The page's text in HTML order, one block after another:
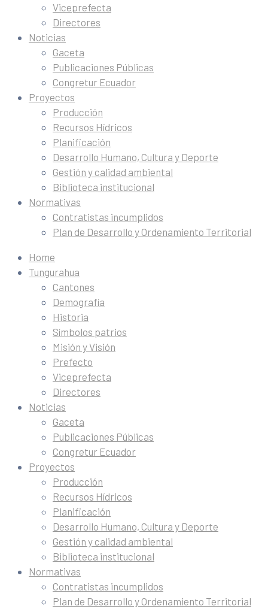
Viceprefecta
Directores
Noticias
Gaceta
Publicaciones Públicas
Congretur Ecuador
Proyectos
Producción
Recursos Hídricos
Planificación
Desarrollo Humano, Cultura y Deporte
Gestión y calidad ambiental
Biblioteca institucional
Normativas
Contratistas incumplidos
Plan de Desarrollo y Ordenamiento Territorial
Home
Tungurahua
Cantones
Demografía
Historia
Símbolos patrios
Misión y Visión
Prefecto
Viceprefecta
Directores
Noticias
Gaceta
Publicaciones Públicas
Congretur Ecuador
Proyectos
Producción
Recursos Hídricos
Planificación
Desarrollo Humano, Cultura y Deporte
Gestión y calidad ambiental
Biblioteca institucional
Normativas
Contratistas incumplidos
Plan de Desarrollo y Ordenamiento Territorial